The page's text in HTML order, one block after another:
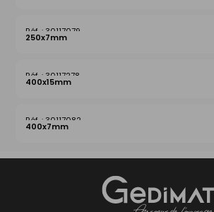
30117079
250x7mm
30117278
400x15mm
30117082
400x7mm